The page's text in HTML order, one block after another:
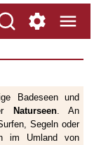
Badeseen und
Naturseen. An
Segeln oder
im Umland von